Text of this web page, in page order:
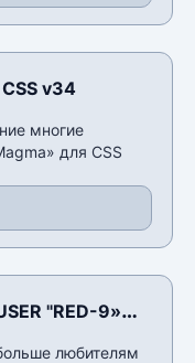
v34
многие
для CSS
"RED-9»
любителям